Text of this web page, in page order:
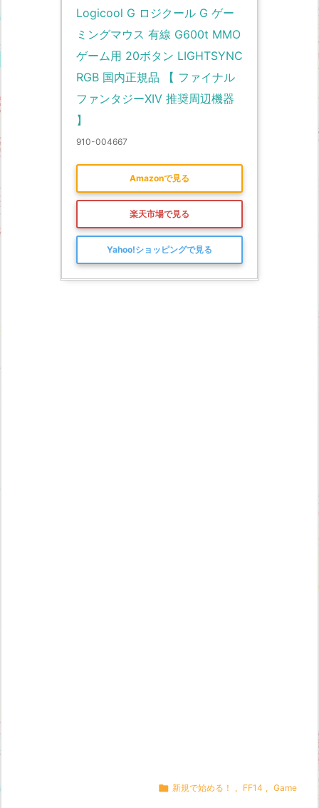
Logicool G ロジクール G ゲー
ミングマウス 有線 G600t MMO
ゲーム用 20ボタン LIGHTSYNC
RGB 国内正規品 【 ファイナル
ファンタジーXIV 推奨周辺機器
】
910-004667
Amazonで見る
楽天市場で見る
Yahoo!ショッピングで見る
 新規で始める！ , FF14 , Game